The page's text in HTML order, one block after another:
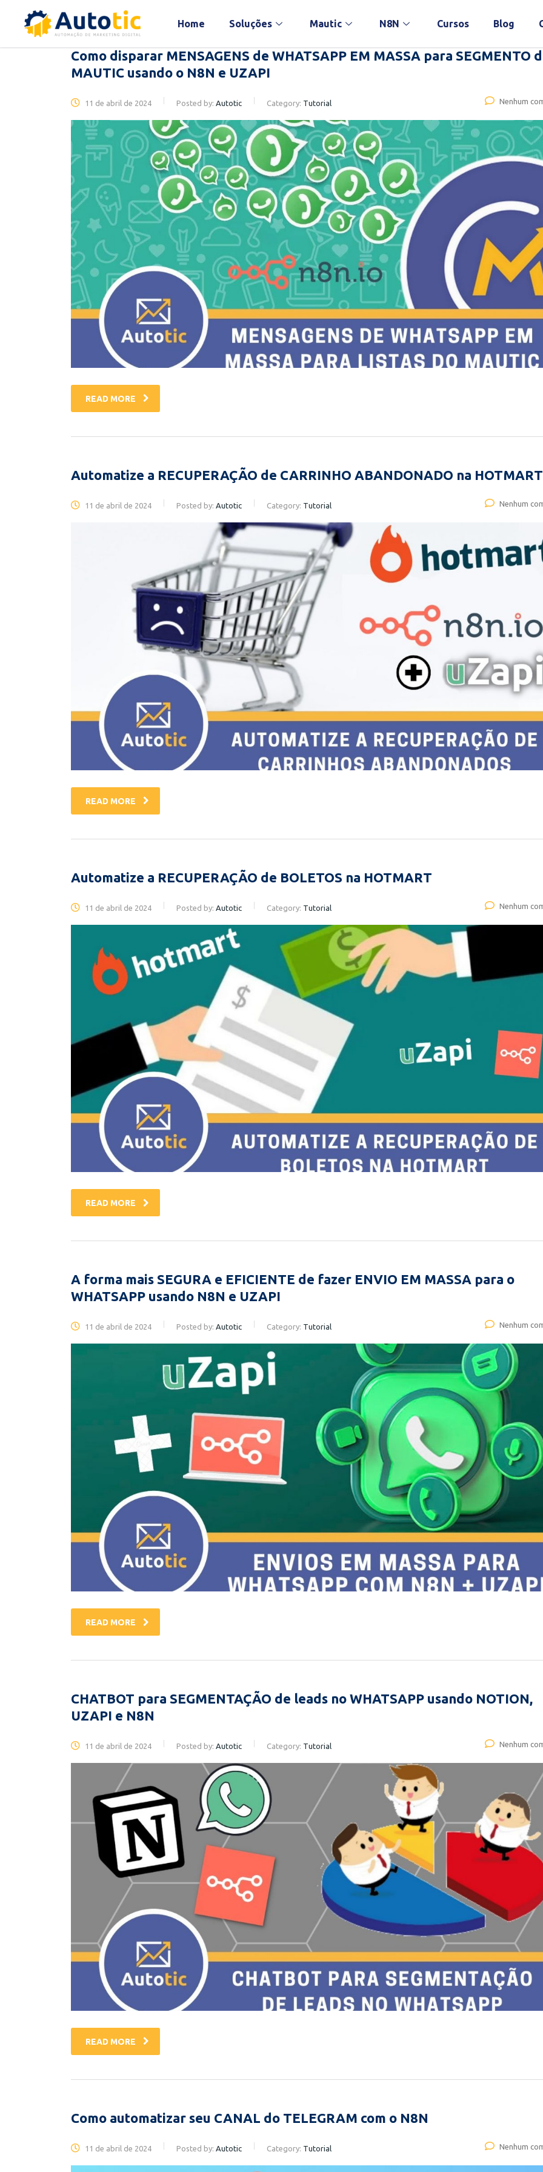
Home Soluções Mautic N8N Cursos Blog
Como disparar MENSAGENS de WHATSAPP EM MASSA para SEGMENTO
MAUTIC usando o N8N e UZAPI
11 de abril de 2024 Posted by: Autotic Category: Tutorial Nenhum
READ MORE
Automatize a RECUPERAÇÃO de CARRINHO ABANDONADO na HOTMART
11 de abril de 2024 Posted by: Autotic Category: Tutorial Nenhum
READ MORE
Automatize a RECUPERAÇÃO de BOLETOS na HOTMART
11 de abril de 2024 Posted by: Autotic Category: Tutorial Nenhum
READ MORE
A forma mais SEGURA e EFICIENTE de fazer ENVIO EM MASSA para o
WHATSAPP usando N8N e UZAPI
11 de abril de 2024 Posted by: Autotic Category: Tutorial Nenhum
READ MORE
CHATBOT para SEGMENTAÇÃO de leads no WHATSAPP usando NOTION,
UZAPI e N8N
11 de abril de 2024 Posted by: Autotic Category: Tutorial Nenhum
READ MORE
Como automatizar seu CANAL do TELEGRAM com o N8N
11 de abril de 2024 Posted by: Autotic Category: Tutorial Nenhum